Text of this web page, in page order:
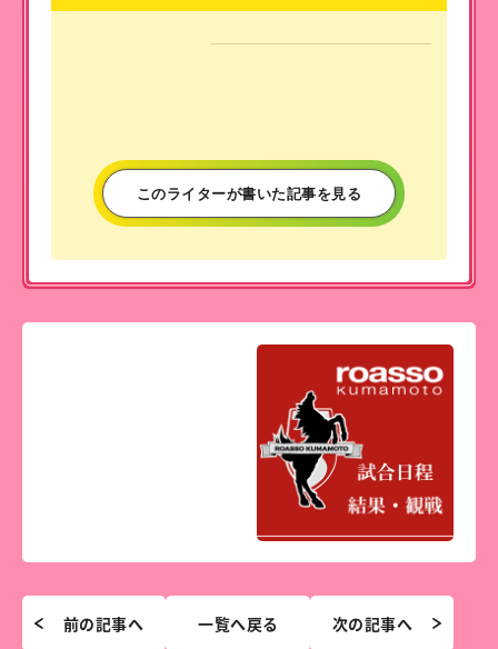
このライターが書いた記事を見る
前の記事へ 一覧へ戻る 次の記事へ